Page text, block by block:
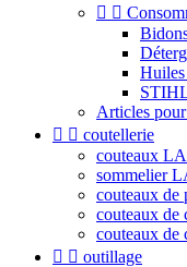
 
Articles
  coutellerie
couteaux
sommelier
couteaux de
couteaux de
couteaux de
  outillage